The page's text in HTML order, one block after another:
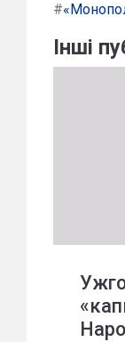
#
Інші